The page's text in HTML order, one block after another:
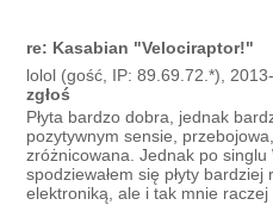
re: Kasabian "Velociraptor!"
lolol (gość, IP: 89.69.72.*),
zgłoś
Płyta bardzo dobra, jednak
pozytywnym sensie,
zróżnicowana. Jednak po singlu
spodziewałem się płyty bardziej
elektroniką, ale i tak mnie raczej